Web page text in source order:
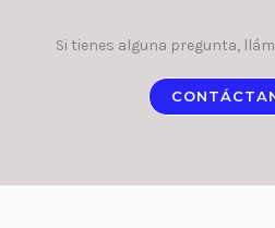
Si tienes alguna pregunta,